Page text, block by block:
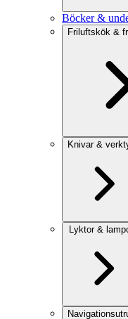
Böcker &
Friluftskök &
Knivar &